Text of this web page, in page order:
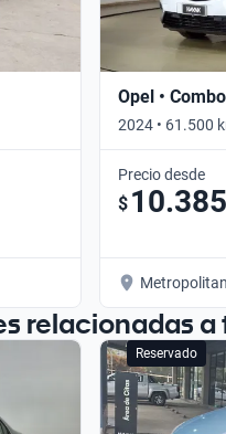
Opel • Combo
2024 • 61.500
Precio desde
$
relacionadas a
Reservado